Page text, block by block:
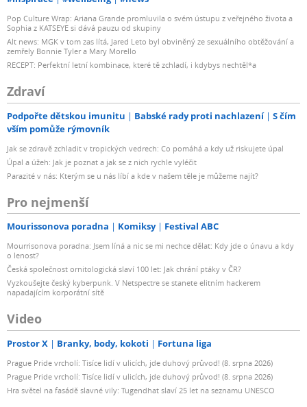
Pop Culture Wrap: Ariana Grande promluvila o svém ústupu z veřejného života a
Sophia z KATSEYE si dává pauzu od skupiny
Alt news: MGK v tom zas lítá, Jared Leto byl obviněný ze sexuálního obtěžování a
zemřely Bonnie Tyler a Mary Morello
RECEPT: Perfektní letní kombinace, které tě zchladí, i kdybys nechtěl*a
Zdraví
Podpořte dětskou imunitu Babské rady proti nachlazení
S čím
vším pomůže rýmovník
Jak se zdravě zchladit v tropických vedrech: Co pomáhá a kdy už riskujete úpal
Úpal a úžeh: Jak je poznat a jak se z nich rychle vyléčit
Parazité v nás: Kterým se u nás líbí a kde v našem těle je můžeme najít?
Pro nejmenší
Mourissonova poradna Komiksy Festival ABC
Mourrisonova poradna: Jsem líná a nic se mi nechce dělat: Kdy jde o únavu a kdy
o lenost?
Česká společnost ornitologická slaví 100 let: Jak chrání ptáky v ČR?
Vyzkoušejte český kyberpunk. V Netspectre se stanete elitním hackerem
napadajícím korporátní sítě
Video
Prostor X Branky, body, kokoti Fortuna liga
Prague Pride vrcholí: Tisíce lidí v ulicích, jde duhový průvod! (8. srpna 2026)
Prague Pride vrcholí: Tisíce lidí v ulicích, jde duhový průvod! (8. srpna 2026)
Hra světel na fasádě slavné vily: Tugendhat slaví 25 let na seznamu UNESCO